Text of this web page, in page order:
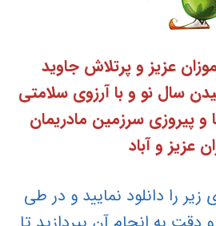
عزیز و پرتلاش جاوید
سال نو و با آرزوی سلامتی
پیروزی سرزمین مادریمان
عزیز و آباد
زیر را دانلود نمایید و در طی